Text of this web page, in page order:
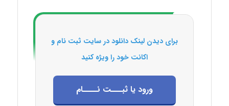
برای دیدن لینک دانلود در سایت ثبت نام و
اکانت خود را ویژه کنید
ورود یا ثبـــت نــــام